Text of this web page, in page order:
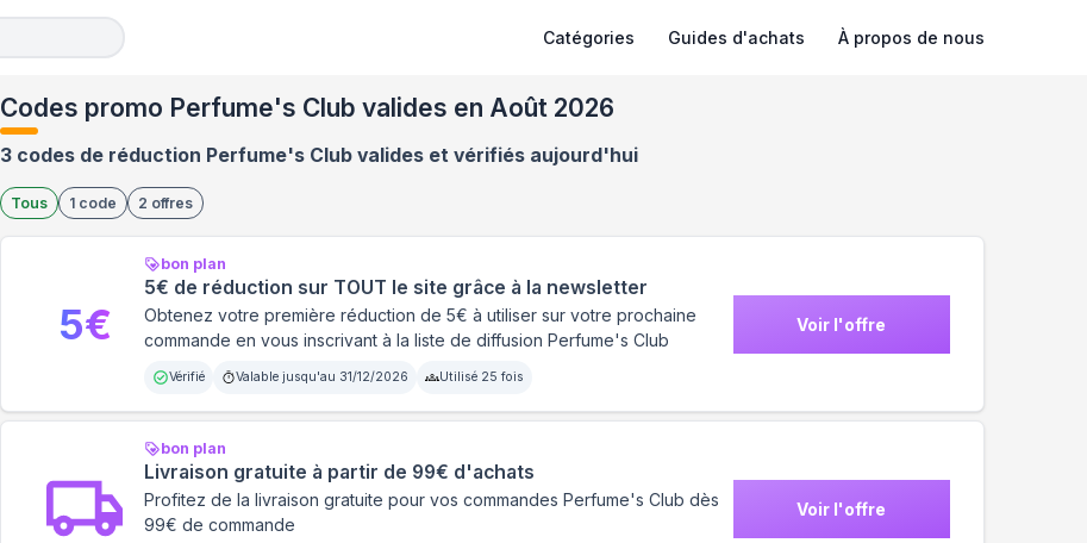
Catégories Guides d'achats À propos de nous
Codes promo Perfume's Club valides en Août 2026
3 codes de réduction Perfume's Club valides et vérifiés aujourd'hui
Tous 1 code 2 offres
bon plan
5€ de réduction sur TOUT le site grâce à la newsletter
Obtenez votre première réduction de 5€ à utiliser sur votre prochaine
commande en vous inscrivant à la liste de diffusion Perfume's Club
Vérifié Valable jusqu'au 31/12/2026 Utilisé 25 fois
Voir l'offre
5€
bon plan
Livraison gratuite à partir de 99€ d'achats
Profitez de la livraison gratuite pour vos commandes Perfume's Club dès
99€ de commande
Voir l'offre